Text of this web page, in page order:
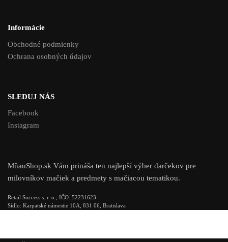
Informácie
Obchodné podmienky
Ochrana osobných údajov
SLEDUJ NÁS
Facebook
Instagram
MňauShop.sk Vám prináša ten najlepší výber darčekov pre
milovníkov mačiek a predmety s mačiacou tematikou.
Retail Success s. r. o., IČO: 52231623
Sídlo: Karpatské námestie 10A, 831 06, Bratislava